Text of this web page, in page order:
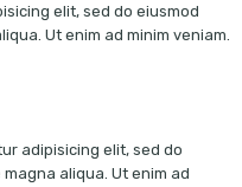
elit, sed do eiusmod
Ut enim ad minim veniam.
adipisicing elit, sed do
aliqua. Ut enim ad